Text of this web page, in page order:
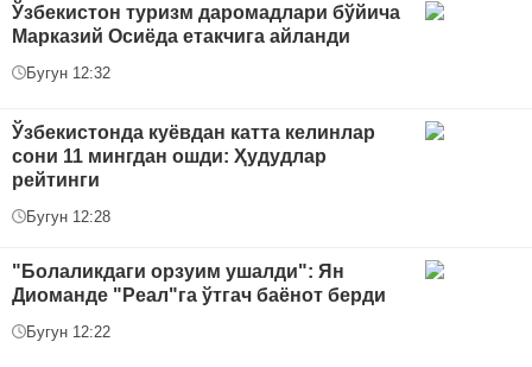
Ўзбекистон туризм даромадлари бўйича
Марказий Осиёда етакчига айланди
Бугун 12:32
Ўзбекистонда куёвдан катта келинлар
сони 11 мингдан ошди: Ҳудудлар
рейтинги
Бугун 12:28
"Болаликдаги орзуим ушалди": Ян
Диоманде "Реал"га ўтгач баёнот берди
Бугун 12:22